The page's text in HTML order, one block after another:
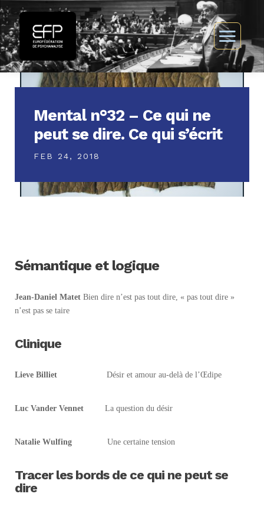
Mental n°32 – Ce qui ne
peut se dire. Ce qui s’écrit
FEB 24, 2018
Sémantique et logique
Jean-Daniel Matet Bien dire n’est pas tout dire, « pas tout dire »
n’est pas se taire
Clinique
Lieve Billiet Désir et amour au-delà de l’Œdipe
Luc Vander Vennet La question du désir
Natalie Wulfing Une certaine tension
Tracer les bords de ce qui ne peut se
dire